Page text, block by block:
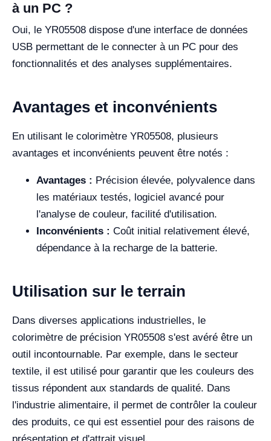
à un PC ?
Oui, le YR05508 dispose d'une interface de données
USB permettant de le connecter à un PC pour des
fonctionnalités et des analyses supplémentaires.
Avantages et inconvénients
En utilisant le colorimètre YR05508, plusieurs
avantages et inconvénients peuvent être notés :
Avantages : Précision élevée, polyvalence dans
les matériaux testés, logiciel avancé pour
l'analyse de couleur, facilité d'utilisation.
Inconvénients : Coût initial relativement élevé,
dépendance à la recharge de la batterie.
Utilisation sur le terrain
Dans diverses applications industrielles, le
colorimètre de précision YR05508 s'est avéré être un
outil incontournable. Par exemple, dans le secteur
textile, il est utilisé pour garantir que les couleurs des
tissus répondent aux standards de qualité. Dans
l'industrie alimentaire, il permet de contrôler la couleur
des produits, ce qui est essentiel pour des raisons de